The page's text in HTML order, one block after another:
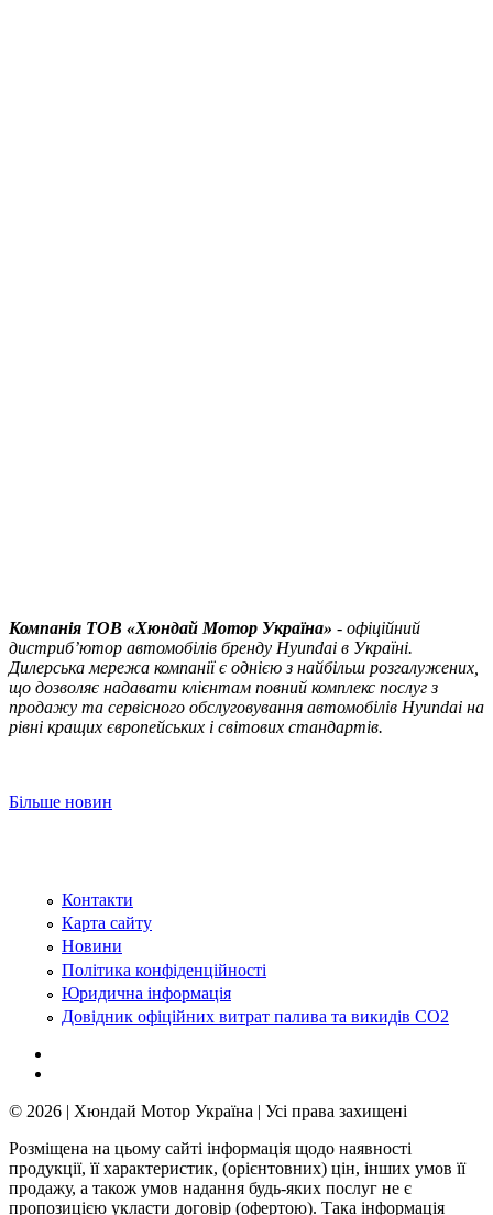
Компанія ТOВ «Хюндай Мотор Україна» - офіційний
дистриб’ютор автомобілів бренду Hyundai в Україні.
Дилерська мережа компанії є однією з найбільш розгалужених,
що дозволяє надавати клієнтам повний комплекс послуг з
продажу та сервісного обслуговування автомобілів Hyundai на
рівні кращих європейських і світових стандартів.
Більше новин
Контакти
Карта сайту
Новини
Політика конфіденційності
Юридична інформація
Довідник офіційних витрат палива та викидів СО2
© 2026 | Хюндай Мотор Україна | Усі права захищені
Розміщена на цьому сайті інформація щодо наявності
продукції, її характеристик, (орієнтовних) цін, інших умов її
продажу, а також умов надання будь-яких послуг не є
пропозицією укласти договір (офертою). Така інформація